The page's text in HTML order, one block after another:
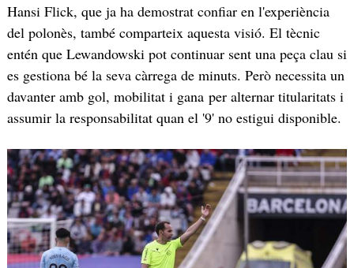
Hansi Flick, que ja ha demostrat confiar en l'experiència
del polonès, també comparteix aquesta visió. El tècnic
entén que Lewandowski pot continuar sent una peça clau si
es gestiona bé la seva càrrega de minuts. Però necessita un
davanter amb gol, mobilitat i gana per alternar titularitats i
assumir la responsabilitat quan el '9' no estigui disponible.